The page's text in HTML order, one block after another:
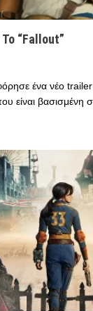
“Fallout”
ένα νέο
είναι